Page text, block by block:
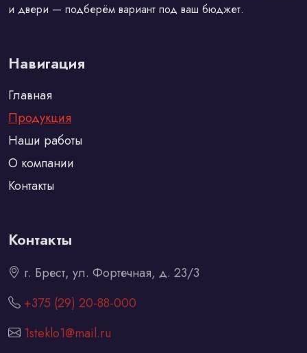
и двери — подберём вариант под ваш бюджет.
Навигация
Главная
Продукция
Наши работы
О компании
Контакты
Контакты
г. Брест, ул. Фортечная, д. 23/3
+375 (29) 20-88-000
1steklo1@mail.ru